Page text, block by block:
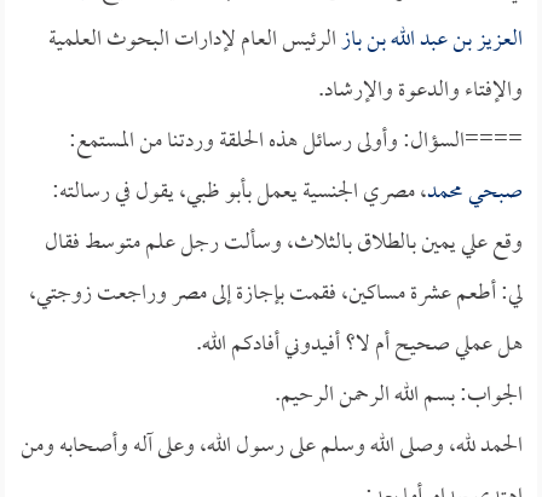
العزيز بن عبد الله بن بازالرئيس العام لإدارات البحوث العلمية
والإفتاء والدعوة والإرشاد.
====السؤال: وأولى رسائل هذه الحلقة وردتنا من المستمع:
صبحي محمد، مصري الجنسية يعمل بأبو ظبي، يقول في رسالته:
وقع علي يمين بالطلاق بالثلاث، وسألت رجل علم متوسط فقال
لي: أطعم عشرة مساكين، فقمت بإجازة إلى مصر وراجعت زوجتي،
هل عملي صحيح أم لا؟ أفيدوني أفادكم الله.
الجواب: بسم الله الرحمن الرحيم.
الحمد لله، وصلى الله وسلم على رسول الله، وعلى آله وأصحابه ومن